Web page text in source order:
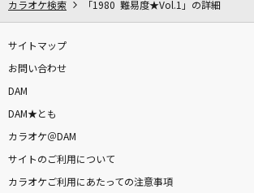
カラオケ検索 「1980 難易度★Vol.1」の詳細
サイトマップ
お問い合わせ
DAM
DAM★とも
カラオケ＠DAM
サイトのご利用について
カラオケご利用にあたっての注意事項